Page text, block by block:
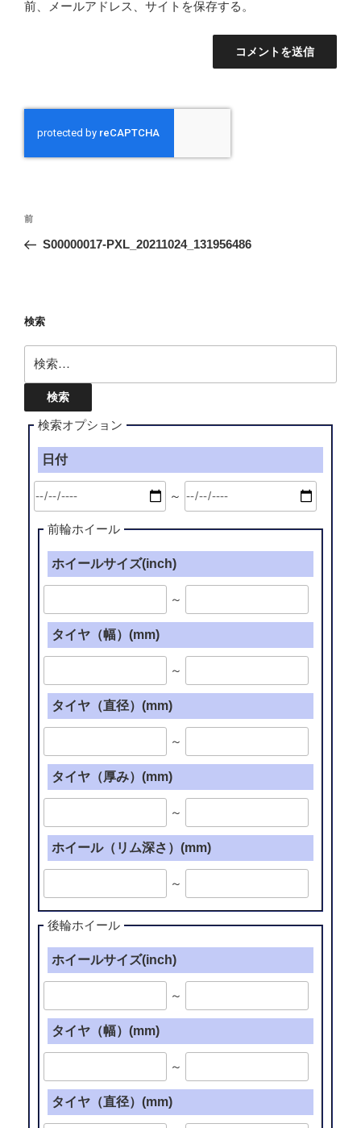
前、メールアドレス、サイトを保存する。
投
ナ
ー
シ
ョ
ン
前
の
前
S00000017-PXL_20211024_131956486
検索
索:
検索オプション
日付
～
前輪ホイール
ホイールサイズ(inch)
～
タイヤ（幅）(mm)
～
タイヤ（直径）(mm)
～
タイヤ（厚み）(mm)
～
ホイール（リム深さ）(mm)
～
後輪ホイール
ホイールサイズ(inch)
～
タイヤ（幅）(mm)
～
タイヤ（直径）(mm)